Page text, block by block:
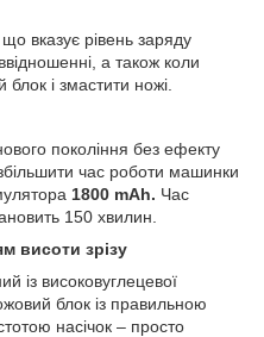
вказує рівень заряду
а також коли
і змастити ножі.
покоління без ефекту
час роботи машинки
1800 mAh. Час
150 хвилин.
висоти зрізу
із високовуглецевої
блок із правильною
насічок – просто